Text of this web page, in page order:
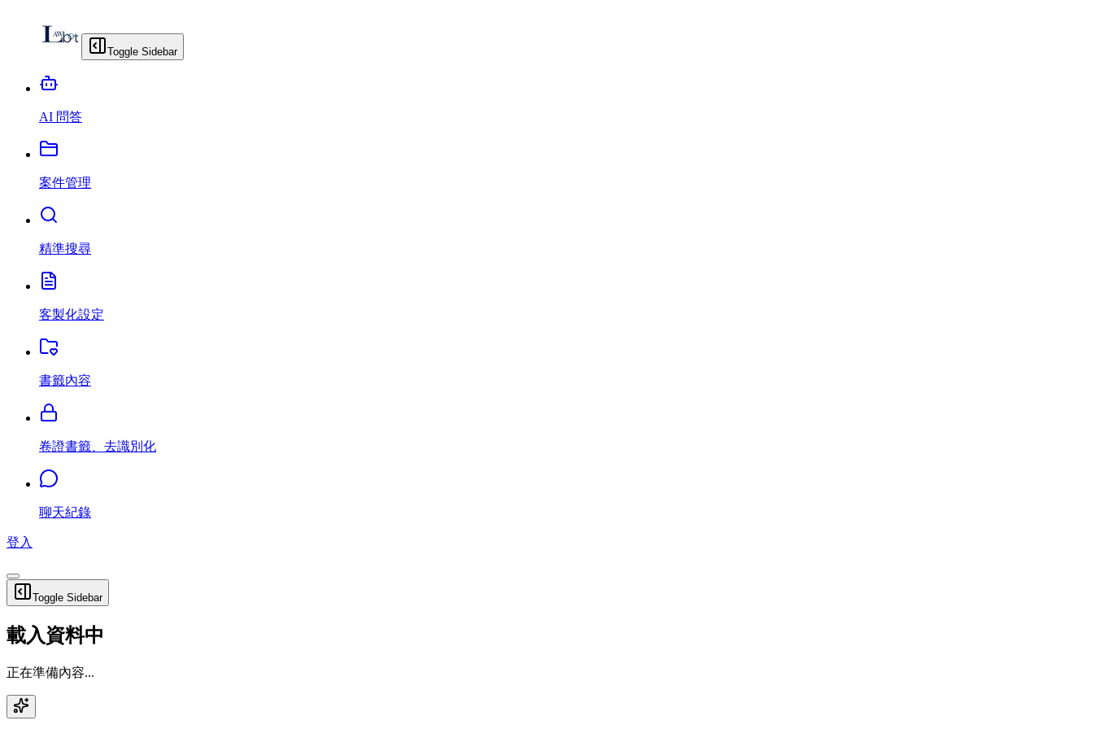
Toggle Sidebar
AI 問答
案件管理
精準搜尋
客製化設定
書籤內容
卷證書籤、去識別化
聊天紀錄
登入
Toggle Sidebar
載入資料中
正在準備內容...